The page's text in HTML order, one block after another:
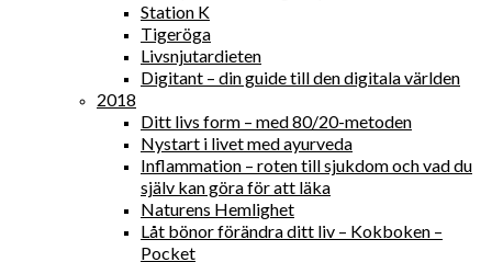
Station K
Tigeröga
Livsnjutardieten
Digitant – din guide till den digitala världen
2018
Ditt livs form – med 80/20-metoden
Nystart i livet med ayurveda
Inflammation – roten till sjukdom och vad du
själv kan göra för att läka
Naturens Hemlighet
Låt bönor förändra ditt liv – Kokboken –
Pocket